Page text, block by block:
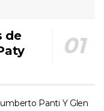
de
Panti Y Glen